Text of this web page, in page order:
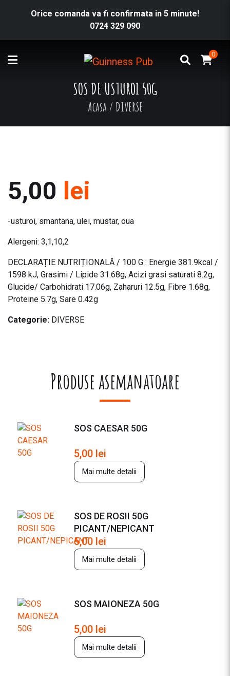
Orice comanda va fi confirmata in 5 minute!
0724 329 090
0
SOS DE USTUROI 50G
Acasa / DIVERSE
5,00 lei
-usturoi, smantana, ulei, mustar, oua
Alergeni: 3,1,10,2
DECLARAȚIE NUTRIȚIONALĂ / 100 G : Energie 381.9kcal /
1598 kJ, Grasimi / Lipide 31.68g, Acizi grasi saturati 8.2g,
Glucide/ Carbohidrati 17.06g, Zaharuri 12.5g, Fibre 1.68g,
Proteine 5.7g, Sare 0.42g
Categorie: DIVERSE
Produse asemanatoare
SOS CAESAR 50G
5,00 lei
Mai multe detalii
SOS DE ROSII 50G
PICANT/NEPICANT
5,00 lei
Mai multe detalii
SOS MAIONEZA 50G
5,00 lei
Mai multe detalii